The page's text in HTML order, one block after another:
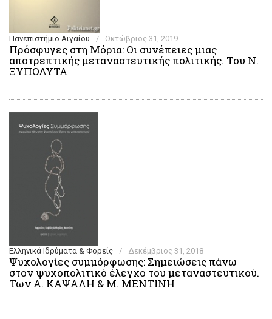
Πανεπιστήμιο Αιγαίου / Οκτώβριος 31, 2019
Πρόσφυγες στη Μόρια: Οι συνέπειες μιας
αποτρεπτικής μεταναστευτικής πολιτικής. Του Ν.
ΞΥΠΟΛΥΤΑ
Ελληνικά Ιδρύματα & Φορείς / Δεκέμβριος 31, 2018
Ψυχολογίες συμμόρφωσης: Σημειώσεις πάνω
στον ψυχοπολιτικό έλεγχο του μεταναστευτικού.
Των Α. ΚΑΨΑΛΗ & Μ. ΜΕΝΤΙΝΗ